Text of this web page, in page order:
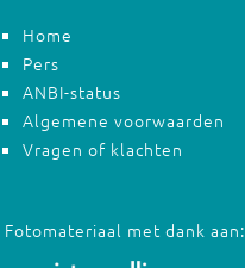
Home
Pers
ANBI-status
Algemene voorwaarden
Vragen of klachten
Fotomateriaal met dank aan: